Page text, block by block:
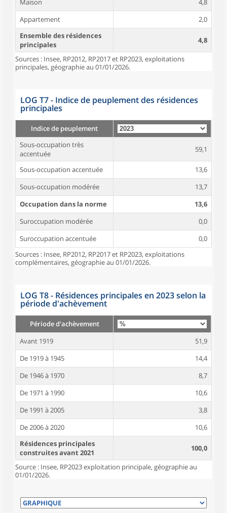
Maison
4,8
Appartement
2,0
Ensemble des résidences
principales
4,8
Sources : Insee, RP2012, RP2017 et RP2023, exploitations
principales, géographie au 01/01/2026.
LOG T7 - Indice de peuplement des résidences
principales
Indice de peuplement
Sous-occupation très
accentuée
59,1
Sous-occupation accentuée
13,6
Sous-occupation modérée
13,7
Occupation dans la norme
13,6
Suroccupation modérée
0,0
Suroccupation accentuée
0,0
Sources : Insee, RP2012, RP2017 et RP2023, exploitations
complémentaires, géographie au 01/01/2026.
LOG T8 - Résidences principales en 2023 selon la
période d'achèvement
Période d'achèvement
Avant 1919
51,9
De 1919 à 1945
14,4
De 1946 à 1970
8,7
De 1971 à 1990
10,6
De 1991 à 2005
3,8
De 2006 à 2020
10,6
Résidences principales
construites avant 2021
100,0
Source : Insee, RP2023 exploitation principale, géographie au
01/01/2026.